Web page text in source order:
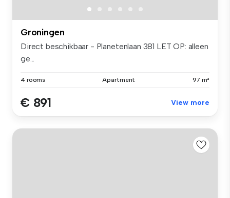
Groningen
Direct beschikbaar - Planetenlaan 381 LET OP: alleen
ge...
4 rooms Apartment 97 m²
€ 891 View more